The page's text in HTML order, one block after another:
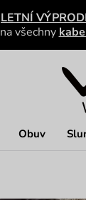
LETNÍ
na všechny
Obuv